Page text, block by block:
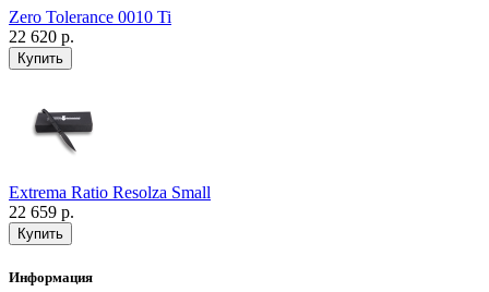
Zero Tolerance 0010 Ti
22 620 р.
Extrema Ratio Resolza Small
22 659 р.
Информация